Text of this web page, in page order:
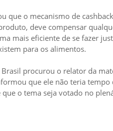
que o mecanismo de
deve compensar
mais eficiente de se fazer
para os alimentos.
procurou o relator da
que ele não teria
o tema seja votado no